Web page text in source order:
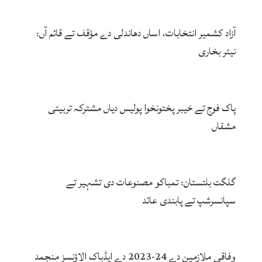
آزاد کشمیر انتخابات، اساں دھاندلی دے مؤقف تے قائم آں:
نیئر بخاری
پاک فوج تے خیبر پختونخوا پولیس دیاں مشترکہ تربیتی
مشقاں
گلگت بلتستان: تمباکو مصنوعات دی تشہیر تے
سپانسرشپ تے پابندی عائد
وفاقی ملازمین دے 24-2023 دے ایڈہاک الاؤنسز منجمد